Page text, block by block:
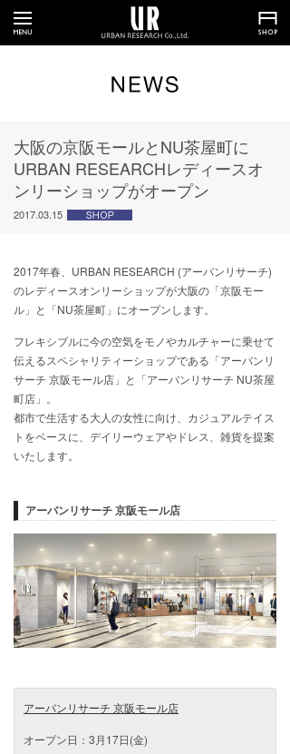
大阪の京阪モールとNU茶屋町に
URBAN RESEARCHレディースオ
ンリーショップがオープン
2017.03.15
2017年春、URBAN RESEARCH (アーバンリサーチ)
のレディースオンリーショップが大阪の「京阪モー
ル」と「NU茶屋町」にオープンします。
フレキシブルに今の空気をモノやカルチャーに乗せて
伝えるスペシャリティーショップである「アーバンリ
サーチ 京阪モール店」と「アーバンリサーチ NU茶屋
町店」。
都市で生活する大人の女性に向け、カジュアルテイス
トをベースに、デイリーウェアやドレス、雑貨を提案
いたします。
アーバンリサーチ 京阪モール店
アーバンリサーチ 京阪モール店
オープン日：3月17日(金)